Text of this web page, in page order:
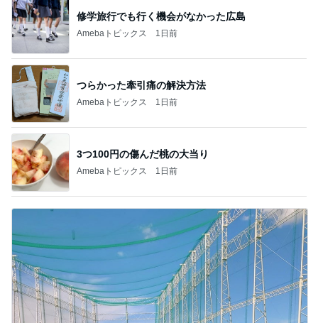
修学旅行でも行く機会がなかった広島
Amebaトピックス 1日前
つらかった牽引痛の解決方法
Amebaトピックス 1日前
3つ100円の傷んだ桃の大当り
Amebaトピックス 1日前